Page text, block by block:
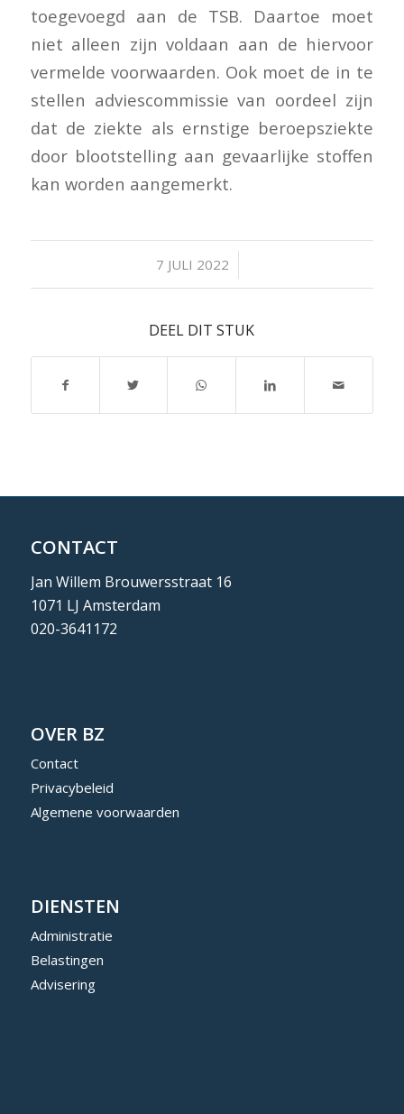
toegevoegd aan de TSB. Daartoe moet
niet alleen zijn voldaan aan de hiervoor
vermelde voorwaarden. Ook moet de in te
stellen adviescommissie van oordeel zijn
dat de ziekte als ernstige beroepsziekte
door blootstelling aan gevaarlijke stoffen
kan worden aangemerkt.
7 JULI 2022
/
DEEL DIT STUK
CONTACT
Jan Willem Brouwersstraat 16
1071 LJ Amsterdam
020-3641172
OVER BZ
Contact
Privacybeleid
Algemene voorwaarden
DIENSTEN
Administratie
Belastingen
Advisering